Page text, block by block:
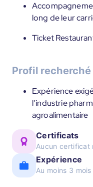
long de leur
Ticket
Profil recherché
Expérience
l’industrie
agroalimentaire
Certificats
Aucun certificat
Expérience
Au moins 3 mois